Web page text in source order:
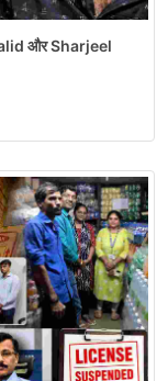
और Sharjeel